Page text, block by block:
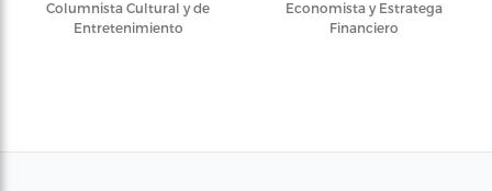
Columnista Cultural y de
Entretenimiento
Economista y Estratega
Financiero